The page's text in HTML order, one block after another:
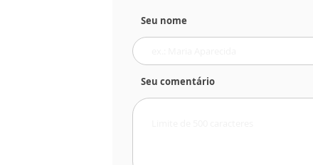
Seu nome
Seu comentário